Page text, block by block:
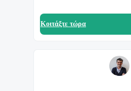
Κοιτάξτε τώρα